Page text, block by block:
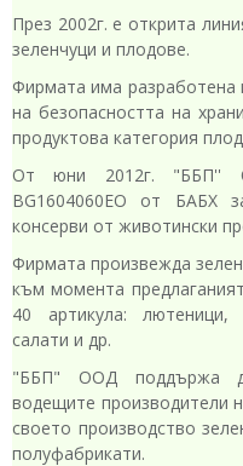
През 2002г. е открита
зеленчуци и плодове.
Фирмата има разработена
на безопасността на
продуктова категория
От юни 2012г. "ББП''
BG1604060EO от БАБХ
консерви от животински
Фирмата произвежда
към момента
40 артикула: лютеници,
салати и др.
"ББП" ООД поддържа
водещите производители
своето производство
полуфабрикати.